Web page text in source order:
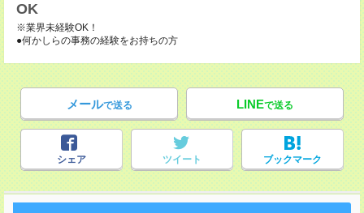
OK
※業界未経験OK！
●何かしらの事務の経験をお持ちの方
メールで送る LINEで送る
シェア ツイート ブックマーク